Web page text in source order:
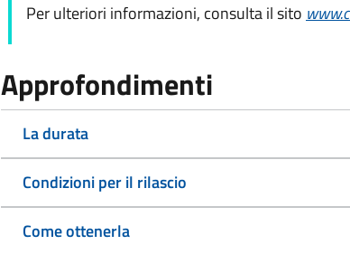
Per ulteriori informazioni, consulta il sito
Approfondimenti
La durata
Condizioni per il rilascio
Come ottenerla